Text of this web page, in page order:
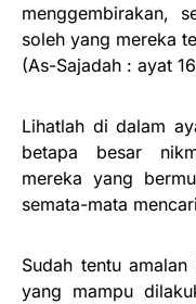
menggembirakan,
soleh yang mereka
(As-Sajadah : ayat
Lihatlah di dalam
betapa besar
mereka yang
semata-mata
Sudah tentu
yang mampu